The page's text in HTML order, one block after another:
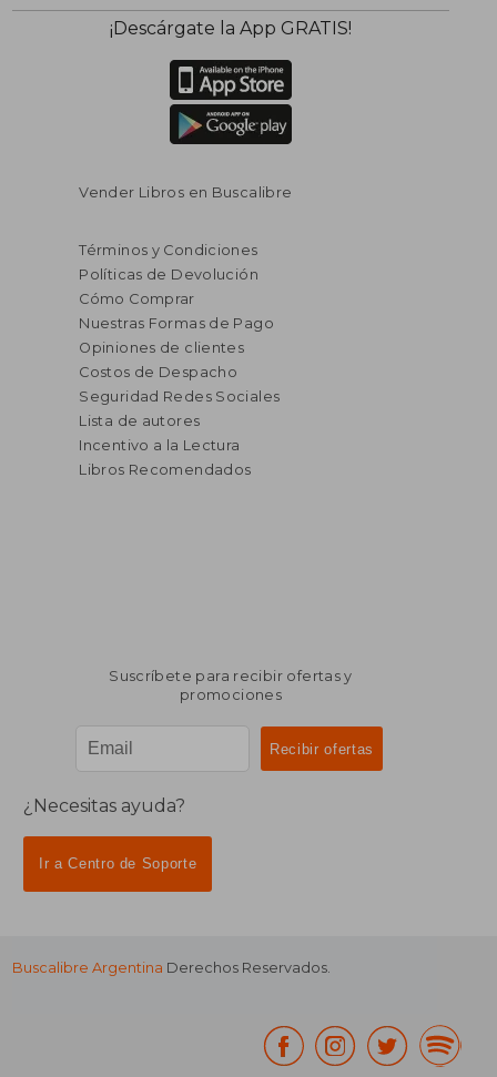
¡Descárgate la App GRATIS!
Vender Libros en Buscalibre
Términos y Condiciones
Políticas de Devolución
Cómo Comprar
Nuestras Formas de Pago
Opiniones de clientes
Costos de Despacho
Seguridad Redes Sociales
Lista de autores
Incentivo a la Lectura
Libros Recomendados
promociones